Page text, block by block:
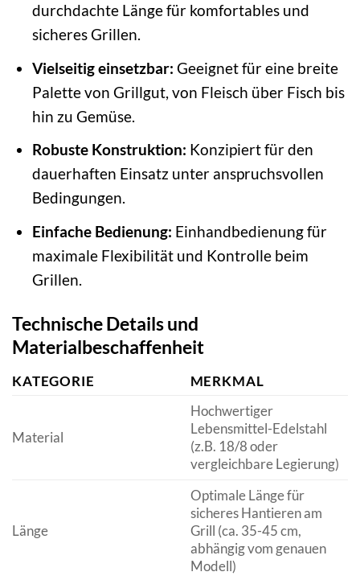
durchdachte Länge für komfortables und
sicheres Grillen.
Vielseitig einsetzbar: Geeignet für eine breite
Palette von Grillgut, von Fleisch über Fisch bis
hin zu Gemüse.
Robuste Konstruktion: Konzipiert für den
dauerhaften Einsatz unter anspruchsvollen
Bedingungen.
Einfache Bedienung: Einhandbedienung für
maximale Flexibilität und Kontrolle beim
Grillen.
Technische Details und
Materialbeschaffenheit
KATEGORIE MERKMAL
Material
Hochwertiger
Lebensmittel-Edelstahl
(z.B. 18/8 oder
vergleichbare Legierung)
Länge
Optimale Länge für
sicheres Hantieren am
Grill (ca. 35-45 cm,
abhängig vom genauen
Modell)